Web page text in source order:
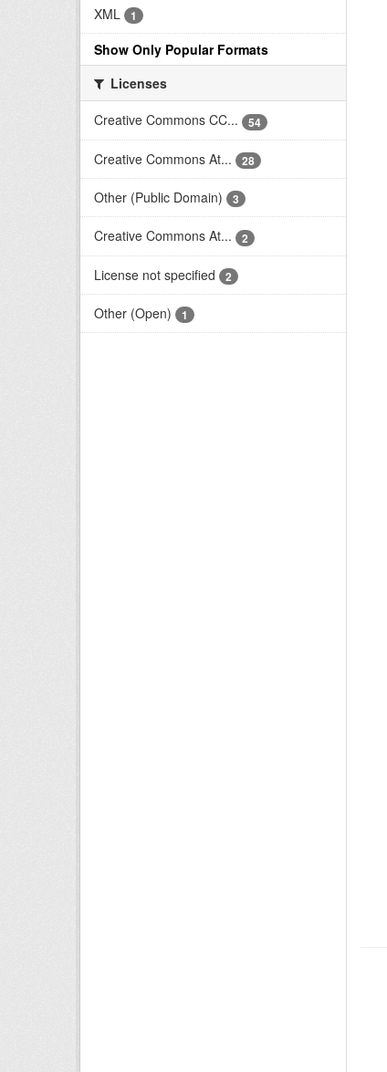
XML 1
Show Only Popular Formats
Licenses
Creative Commons CC...
54
Creative Commons At... 28
Other (Public Domain) 3
Creative Commons At... 2
License not specified 2
Other (Open) 1